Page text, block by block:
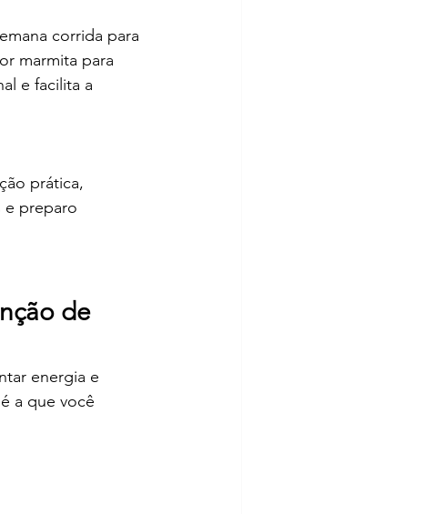
corrida para
marmita para
e facilita a
prática,
e preparo
de
energia e
a que você